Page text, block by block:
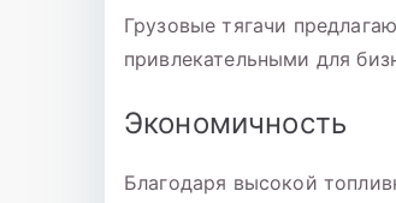
Грузовые тягачи
привлекательными для
Экономичность
Благодаря высокой